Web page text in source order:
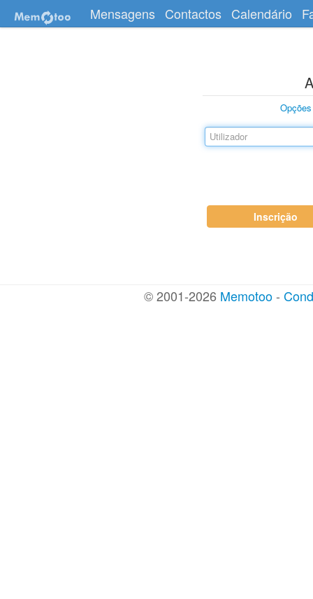
Mensagens Contactos Calendário
Opções
Inscrição
© 2001-2026 Memotoo-